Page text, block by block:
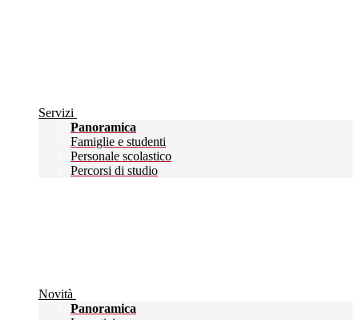
Servizi
Panoramica
Famiglie e studenti
Personale scolastico
Percorsi di studio
Novità
Panoramica